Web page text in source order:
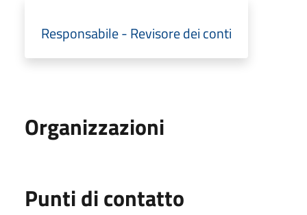
Responsabile - Revisore dei conti
Organizzazioni
Punti di contatto